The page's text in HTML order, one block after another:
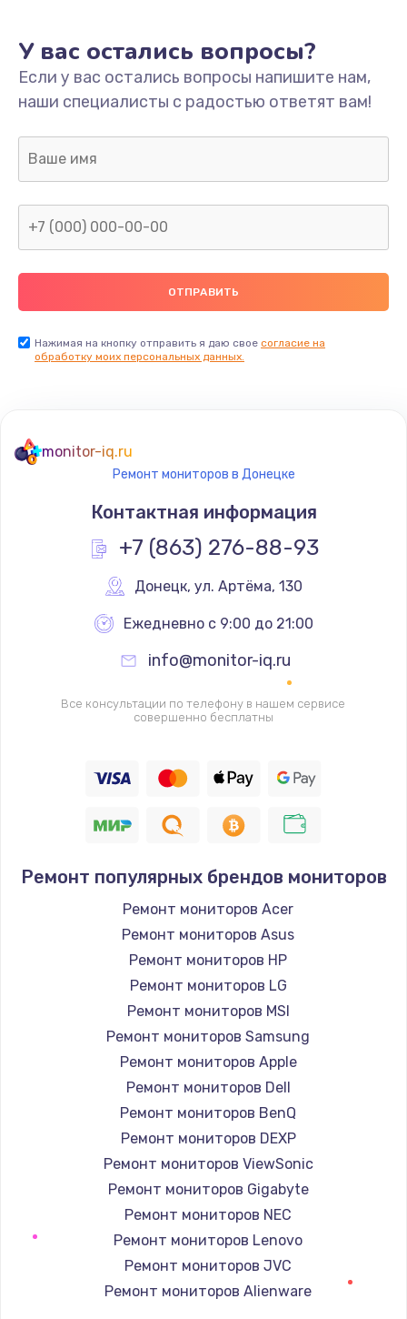
Замена микросхемы NFC
1100 руб.
Заказать
Ремонт или замена флоуметра
2000 руб.
Заказать
Замена уплотнительных колец
2000 руб.
Заказать
Замена помпы
Ремонт гидросистемы
3000 руб.
Замена электромагнитного клапана
2000 руб.
Ремонт разъема SIM-карты
880 руб.
Заказать
Замена GPS модуля
880 руб.
Заказать
Устранение ошибок
2000 руб.
Заказать
Замена вентилятора
970 руб.
Заказать
Замена таймера
У вас остались вопросы?
Если у вас остались вопросы напишите нам,
наши специалисты с радостью ответят вам!
Нажимая на кнопку отправить я даю свое согласие на
обработку моих персональных данных.
monitor-iq.ru
Ремонт мониторов в Донецке
Контактная информация
+7 (863) 276-88-93
Донецк, ул. Артёма, 130
Ежедневно с 9:00 до 21:00
info@monitor-iq.ru
Все консультации по телефону в нашем сервисе
совершенно бесплатны
Ремонт популярных брендов мониторов
Ремонт мониторов Acer
Ремонт мониторов Asus
Ремонт мониторов HP
Ремонт мониторов LG
Ремонт мониторов MSI
Ремонт мониторов Samsung
Ремонт мониторов Apple
Ремонт мониторов Dell
Ремонт мониторов BenQ
Ремонт мониторов DEXP
Ремонт мониторов ViewSonic
Ремонт мониторов Gigabyte
Ремонт мониторов NEC
Ремонт мониторов Lenovo
Ремонт мониторов JVC
Ремонт мониторов Alienware